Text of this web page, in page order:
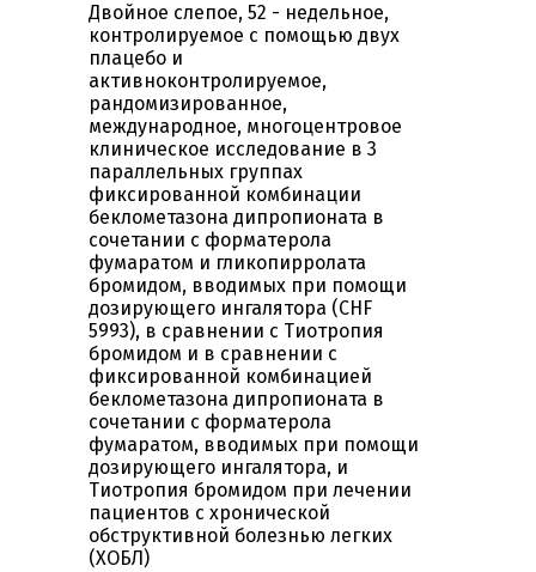
Двойное слепое, 52 - недельное,
контролируемое с помощью двух
плацебо и
активноконтролируемое,
рандомизированное,
международное, многоцентровое
клиническое исследование в 3
параллельных группах
фиксированной комбинации
беклометазона дипропионата в
сочетании с форматерола
фумаратом и гликопирролата
бромидом, вводимых при помощи
дозирующего ингалятора (CHF
5993), в сравнении с Тиотропия
бромидом и в сравнении с
фиксированной комбинацией
беклометазона дипропионата в
сочетании с форматерола
фумаратом, вводимых при помощи
дозирующего ингалятора, и
Тиотропия бромидом при лечении
пациентов с хронической
обструктивной болезнью легких
(ХОБЛ)